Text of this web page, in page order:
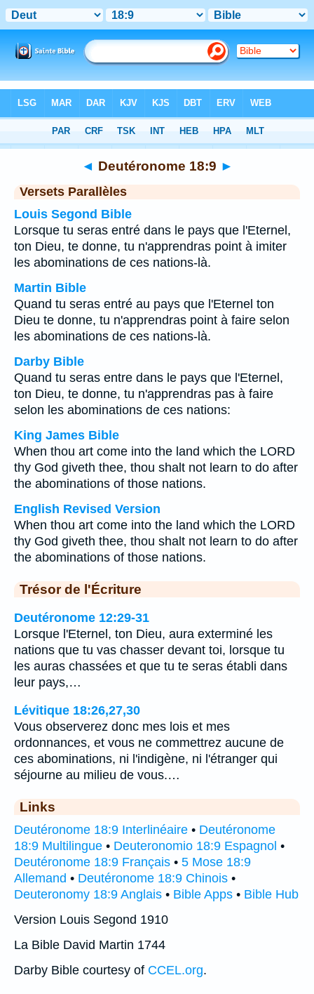
>Chapitre 18 > Verset 9
◄ Deutéronome 18:9 ►
Versets Parallèles
Louis Segond Bible
Lorsque tu seras entré dans le pays que l'Eternel,
ton Dieu, te donne, tu n'apprendras point à imiter
les abominations de ces nations-là.
Martin Bible
Quand tu seras entré au pays que l'Eternel ton
Dieu te donne, tu n'apprendras point à faire selon
les abominations de ces nations-là.
Darby Bible
Quand tu seras entre dans le pays que l'Eternel,
ton Dieu, te donne, tu n'apprendras pas à faire
selon les abominations de ces nations:
King James Bible
When thou art come into the land which the LORD
thy God giveth thee, thou shalt not learn to do after
the abominations of those nations.
English Revised Version
When thou art come into the land which the LORD
thy God giveth thee, thou shalt not learn to do after
the abominations of those nations.
Trésor de l'Écriture
Deutéronome 12:29-31
Lorsque l'Eternel, ton Dieu, aura exterminé les
nations que tu vas chasser devant toi, lorsque tu
les auras chassées et que tu te seras établi dans
leur pays,…
Lévitique 18:26,27,30
Vous observerez donc mes lois et mes
ordonnances, et vous ne commettrez aucune de
ces abominations, ni l'indigène, ni l'étranger qui
séjourne au milieu de vous.…
Links
Deutéronome 18:9 Interlinéaire • Deutéronome
18:9 Multilingue • Deuteronomio 18:9 Espagnol •
Deutéronome 18:9 Français • 5 Mose 18:9
Allemand • Deutéronome 18:9 Chinois •
Deuteronomy 18:9 Anglais • Bible Apps • Bible Hub
Version Louis Segond 1910
La Bible David Martin 1744
Darby Bible courtesy of CCEL.org.